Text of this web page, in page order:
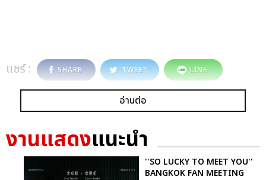
แชร์ : SHARE TWEET LINE
อ่านต่อ
งานแสดงแนะนำ
''SO LUCKY TO MEET YOU''
BANGKOK FAN MEETING